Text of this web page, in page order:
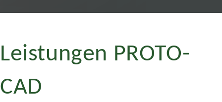
Leistungen PROTO-
CAD